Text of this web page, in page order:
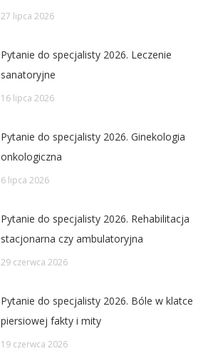
27 lipca 2026
Pytanie do specjalisty 2026. Leczenie
sanatoryjne
16 lipca 2026
Pytanie do specjalisty 2026. Ginekologia
onkologiczna
6 lipca 2026
Pytanie do specjalisty 2026. Rehabilitacja
stacjonarna czy ambulatoryjna
29 czerwca 2026
Pytanie do specjalisty 2026. Bóle w klatce
piersiowej fakty i mity
19 czerwca 2026